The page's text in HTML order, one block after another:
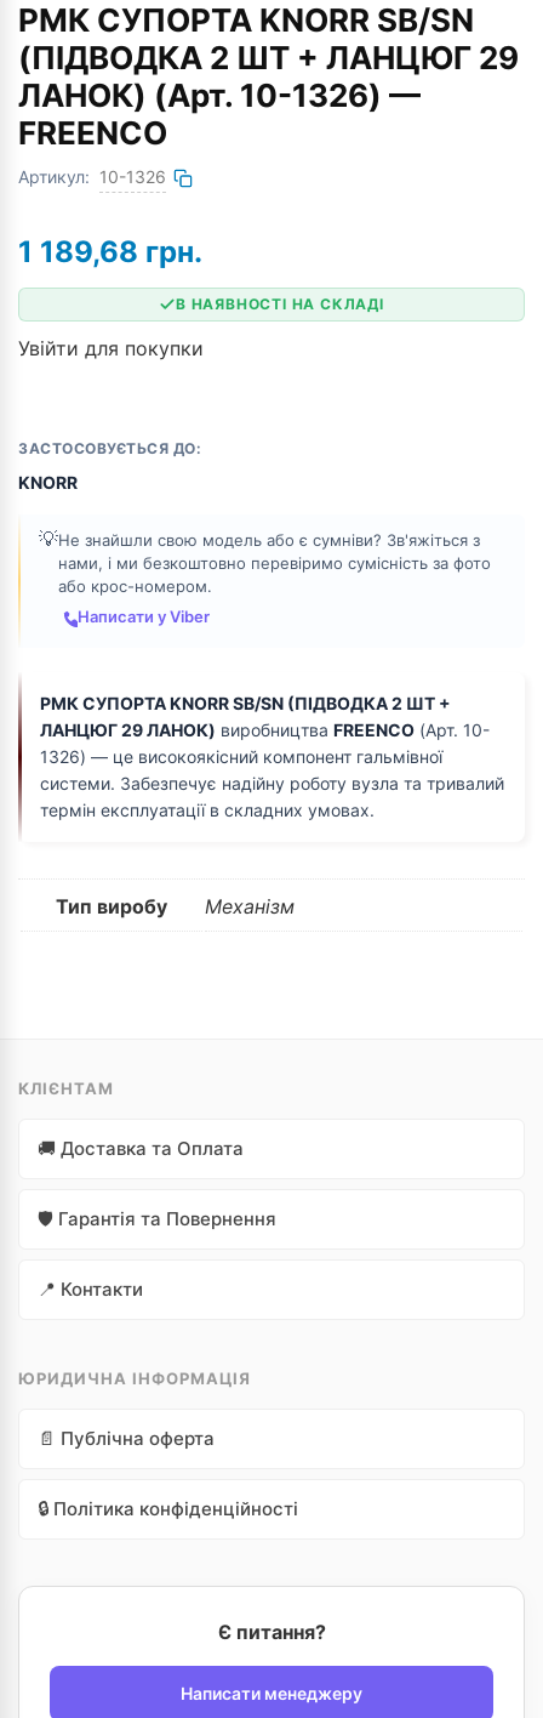
РМК СУПОРТА KNORR SB/SN
(ПІДВОДКА 2 ШТ + ЛАНЦЮГ 29
ЛАНОК) (Арт. 10-1326) —
FREENCO
Артикул: 10-1326
ЗАСТОСОВУЄТЬСЯ ДО:
KNORR
💡Не знайшли свою модель або є сумніви? Зв'яжіться з
нами, і ми безкоштовно перевіримо сумісність за фото
або крос-номером.
Написати у Viber
1 189,68 грн.
В НАЯВНОСТІ НА СКЛАДІ
Увійти для покупки
РМК СУПОРТА KNORR SB/SN (ПІДВОДКА 2 ШТ +
ЛАНЦЮГ 29 ЛАНОК) виробництва FREENCO (Арт. 10-
1326) — це високоякісний компонент гальмівної
системи. Забезпечує надійну роботу вузла та тривалий
термін експлуатації в складних умовах.
Тип виробу Механізм
КЛІЄНТАМ
🚚 Доставка та Оплата
🛡️ Гарантія та Повернення
📍 Контакти
ЮРИДИЧНА ІНФОРМАЦІЯ
📄 Публічна оферта
🔒 Політика конфіденційності
Є питання?
Написати менеджеру